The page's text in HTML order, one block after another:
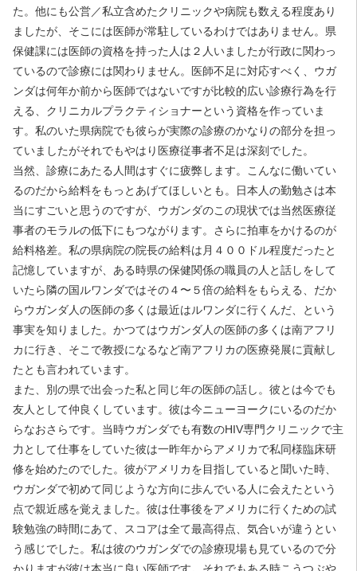
た。他にも公営／私立含めたクリニックや病院も数える程度あり
ましたが、そこには医師が常駐しているわけではありません。県
保健課には医師の資格を持った人は２人いましたが行政に関わっ
ているので診療には関わりません。医師不足に対応すべく、ウガ
ンダは何年か前から医師ではないですが比較的広い診療行為を行
える、クリニカルプラクティショナーという資格を作っていま
す。私のいた県病院でも彼らが実際の診療のかなりの部分を担っ
ていましたがそれでもやはり医療従事者不足は深刻でした。
当然、診療にあたる人間はすぐに疲弊します。こんなに働いてい
るのだから給料をもっとあげてほしいとも。日本人の勤勉さは本
当にすごいと思うのですが、ウガンダのこの現状では当然医療従
事者のモラルの低下にもつながります。さらに拍車をかけるのが
給料格差。私の県病院の院長の給料は月４００ドル程度だったと
記憶していますが、ある時県の保健関係の職員の人と話しをして
いたら隣の国ルワンダではその４〜５倍の給料をもらえる、だか
らウガンダ人の医師の多くは最近はルワンダに行くんだ、という
事実を知りました。かつてはウガンダ人の医師の多くは南アフリ
カに行き、そこで教授になるなど南アフリカの医療発展に貢献し
たとも言われています。
また、別の県で出会った私と同じ年の医師の話し。彼とは今でも
友人として仲良くしています。彼は今ニューヨークにいるのだか
らなおさらです。当時ウガンダでも有数のHIV専門クリニックで主
力として仕事をしていた彼は一昨年からアメリカで私同様臨床研
修を始めたのでした。彼がアメリカを目指していると聞いた時、
ウガンダで初めて同じような方向に歩んでいる人に会えたという
点で親近感を覚えました。彼は仕事後をアメリカに行くための試
験勉強の時間にあて、スコアは全て最高得点、気合いが違うとい
う感じでした。私は彼のウガンダでの診療現場も見ているので分